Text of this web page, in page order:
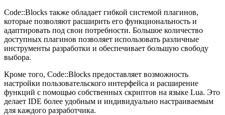
Code::Blocks также обладает гибкой системой плагинов,
которые позволяют расширить его функциональность и
адаптировать под свои потребности. Большое количество
доступных плагинов позволяет использовать различные
инструменты разработки и обеспечивает большую свободу
выбора.
Кроме того, Code::Blocks предоставляет возможность
настройки пользовательского интерфейса и расширение
функций с помощью собственных скриптов на языке Lua. Это
делает IDE более удобным и индивидуально настраиваемым
для каждого разработчика.